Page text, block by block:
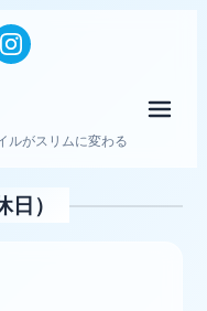
ルがスリムに変わる
）